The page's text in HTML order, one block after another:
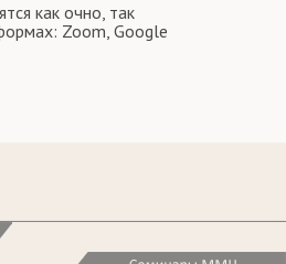
как очно, так
Zoom, Google